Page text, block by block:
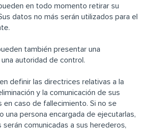
en todo momento retirar su
datos no más serán utilizados para el
también presentar una
autoridad de control.
definir las directrices relativas a la
y la comunicación de sus
en caso de fallecimiento. Si no se
una persona encargada de ejecutarlas,
comunicadas a sus herederos,